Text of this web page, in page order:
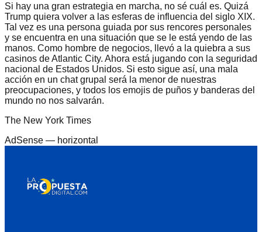
Si hay una gran estrategia en marcha, no sé cuál es. Quizá
Trump quiera volver a las esferas de influencia del siglo XIX.
Tal vez es una persona guiada por sus rencores personales
y se encuentra en una situación que se le está yendo de las
manos. Como hombre de negocios, llevó a la quiebra a sus
casinos de Atlantic City. Ahora está jugando con la seguridad
nacional de Estados Unidos. Si esto sigue así, una mala
acción en un chat grupal será la menor de nuestras
preocupaciones, y todos los emojis de puños y banderas del
mundo no nos salvarán.
The New York Times
AdSense — horizontal